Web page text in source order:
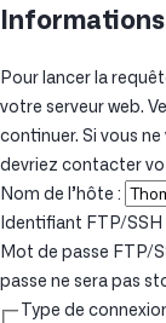
Pour lancer la
votre serveur web.
continuer. Si vous
devriez contacter
Nom de l’hôte :
Identifiant FTP/SSH
Mot de passe FTP/
passe ne sera pas
Type de